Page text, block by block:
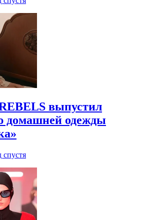
выпустил
домашней одежды
спустя